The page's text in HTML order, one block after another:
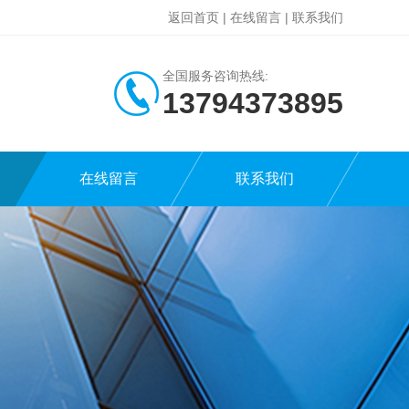
返回首页 | 在线留言 | 联系我们
全国服务咨询热线:
13794373895
在线留言 联系我们